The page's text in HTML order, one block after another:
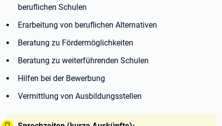
beruflichen Schulen
Erarbeitung von beruflichen Alternativen
Beratung zu Fördermöglichkeiten
Beratung zu weiterführenden Schulen
Hilfen bei der Bewerbung
Vermittlung von Ausbildungsstellen